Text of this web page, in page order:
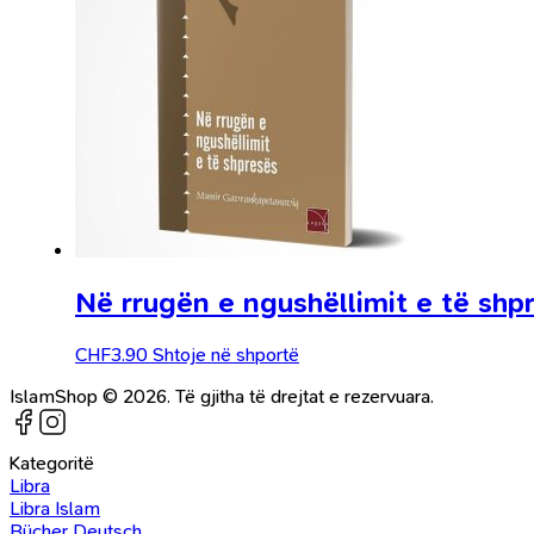
Në rrugën e ngushëllimit e të
CHF3.90 Shtoje në shportë
IslamShop © 2026. Të gjitha të drejtat e rezervuara.
Kategoritë
Libra
Libra Islam